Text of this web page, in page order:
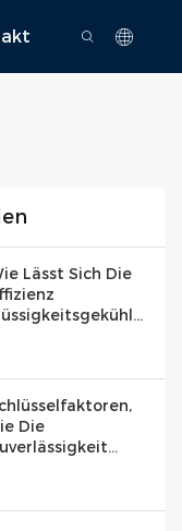
Lässt Sich Die
Die